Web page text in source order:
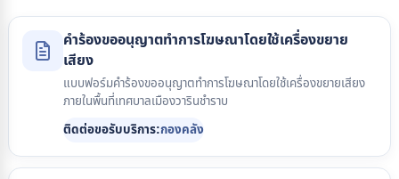
คำร้องขออนุญาตทำการโฆษณาโดยใช้เครื่องขยาย
เสียง
แบบฟอร์มคำร้องขออนุญาตทำการโฆษณาโดยใช้เครื่องขยายเสียง
ภายในพื้นที่เทศบาลเมืองวารินชำราบ
ติดต่อขอรับบริการ:กองคลัง